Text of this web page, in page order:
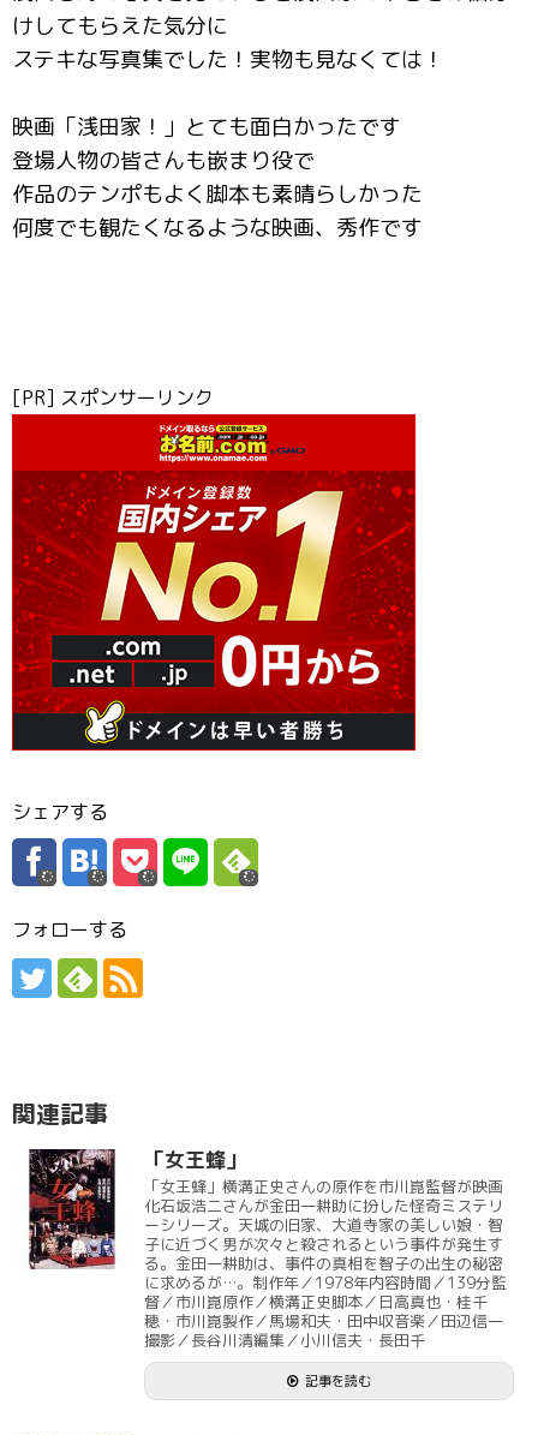
けしてもらえた気分に
ステキな写真集でした！実物も見なくては！
映画「浅田家！」とても面白かったです
登場人物の皆さんも嵌まり役で
作品のテンポもよく脚本も素晴らしかった
何度でも観たくなるような映画、秀作です
[PR] スポンサーリンク
シェアする
フォローする
関連記事
「女王蜂」
「女王蜂」横溝正史さんの原作を市川崑監督が映画
化石坂浩二さんが金田一耕助に扮した怪奇ミステリ
ーシリーズ。天城の旧家、大道寺家の美しい娘・智
子に近づく男が次々と殺されるという事件が発生す
る。金田一耕助は、事件の真相を智子の出生の秘密
に求めるが…。制作年／1978年内容時間／139分監
督／市川崑原作／横溝正史脚本／日高真也・桂千
穂・市川崑製作／馬場和夫・田中収音楽／田辺信一
撮影／長谷川清編集／小川信夫・長田千
記事を読む